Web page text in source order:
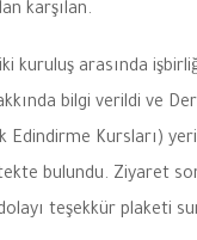
karşılan.
kuruluş arasında
bilgi verildi ve
Edindirme Kursları)
bulundu. Ziyaret
teşekkür plaketi